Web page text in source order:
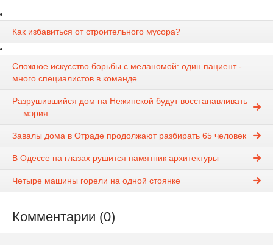
Как избавиться от строительного мусора?
Сложное искусство борьбы с меланомой: один пациент -
много специалистов в команде
Разрушившийся дом на Нежинской будут восстанавливать
— мэрия
Завалы дома в Отраде продолжают разбирать 65 человек
В Одессе на глазах рушится памятник архитектуры
Четыре машины горели на одной стоянке
Комментарии (0)